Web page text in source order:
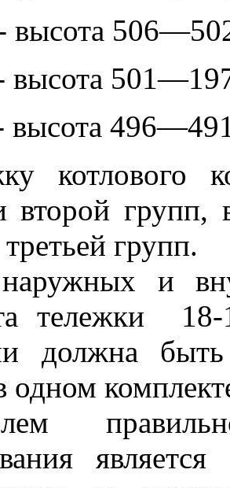
высота
высота
высота
котлового
второй групп,
групп.
и
тележки
должна
является